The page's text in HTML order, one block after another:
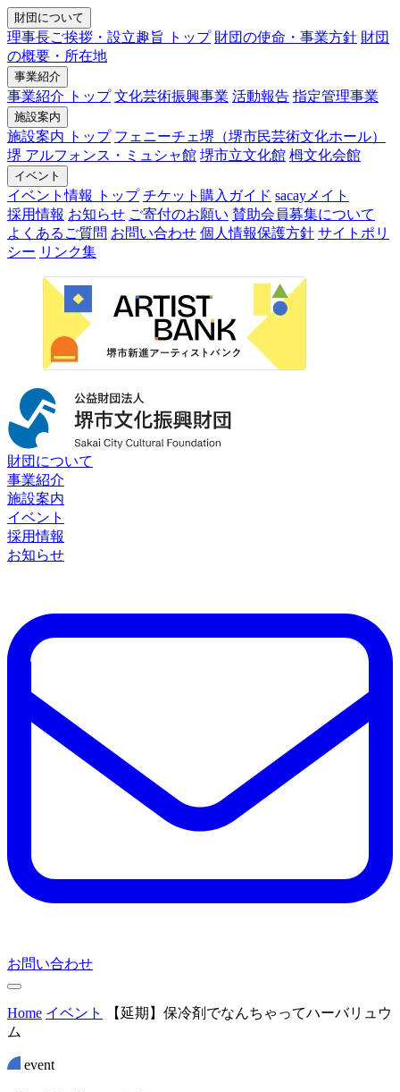
財団について
理事長ご挨拶・設立趣旨 トップ 財団の使命・事業方針 財団
の概要・所在地
事業紹介
事業紹介 トップ 文化芸術振興事業 活動報告 指定管理事業
施設案内
施設案内 トップ フェニーチェ堺（堺市民芸術文化ホール）
堺 アルフォンス・ミュシャ館 堺市立文化館 栂文化会館
イベント
イベント情報 トップ チケット購入ガイド sacayメイト
採用情報 お知らせ ご寄付のお願い 賛助会員募集について
よくあるご質問 お問い合わせ 個人情報保護方針 サイトポリ
シー リンク集
財団について
事業紹介
施設案内
イベント
採用情報
お知らせ
お問い合わせ
Home イベント
【延期】保冷剤でなんちゃってハーバリュウ
ム
event